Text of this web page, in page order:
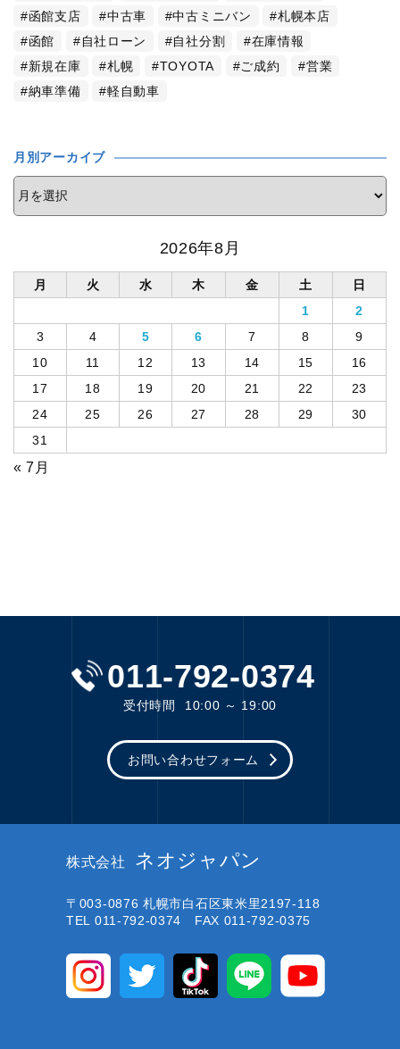
函館支店
中古車 中古ミニバン
札幌本店
函館
自社ローン 自社分割
在庫情報
新規在庫
札幌 TOYOTA ご成約
営業
納車準備
軽自動車
月別アーカイブ
2026年8月
月 火 水 木 金 土
日
1
2
3
4 5 6 7 8
9
10
11 12 13 14 15
16
17
18 19 20 21 22
23
24
25 26 27 28 29
30
31
« 7月
011-792-0374
受付時間 10:00 ～ 19:00
お問い合わせフォーム
株式会社 ネオジャパン
〒003-0876 札幌市白石区東米里2197-118
TEL 011-792-0374 FAX 011-792-0375